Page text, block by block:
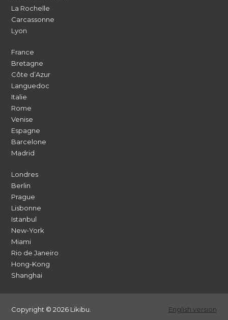
La Rochelle
Carcassonne
Lyon
France
Bretagne
Côte d’Azur
Languedoc
Italie
Rome
Venise
Espagne
Barcelone
Madrid
Londres
Berlin
Prague
Lisbonne
Istanbul
New-York
Miami
Rio de Janeiro
Hong-Kong
Shanghai
Copyright © 2026 Likibu. English version